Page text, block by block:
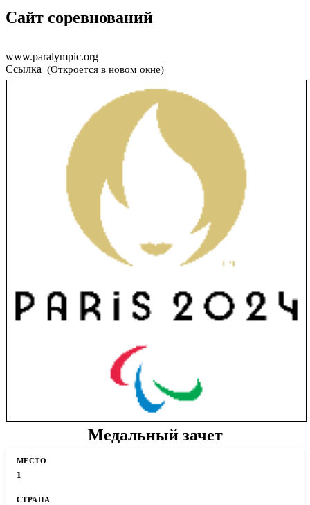
Сайт соревнований
www.paralympic.org
Ссылка (Откроется в новом окне)
Медальный зачет
1